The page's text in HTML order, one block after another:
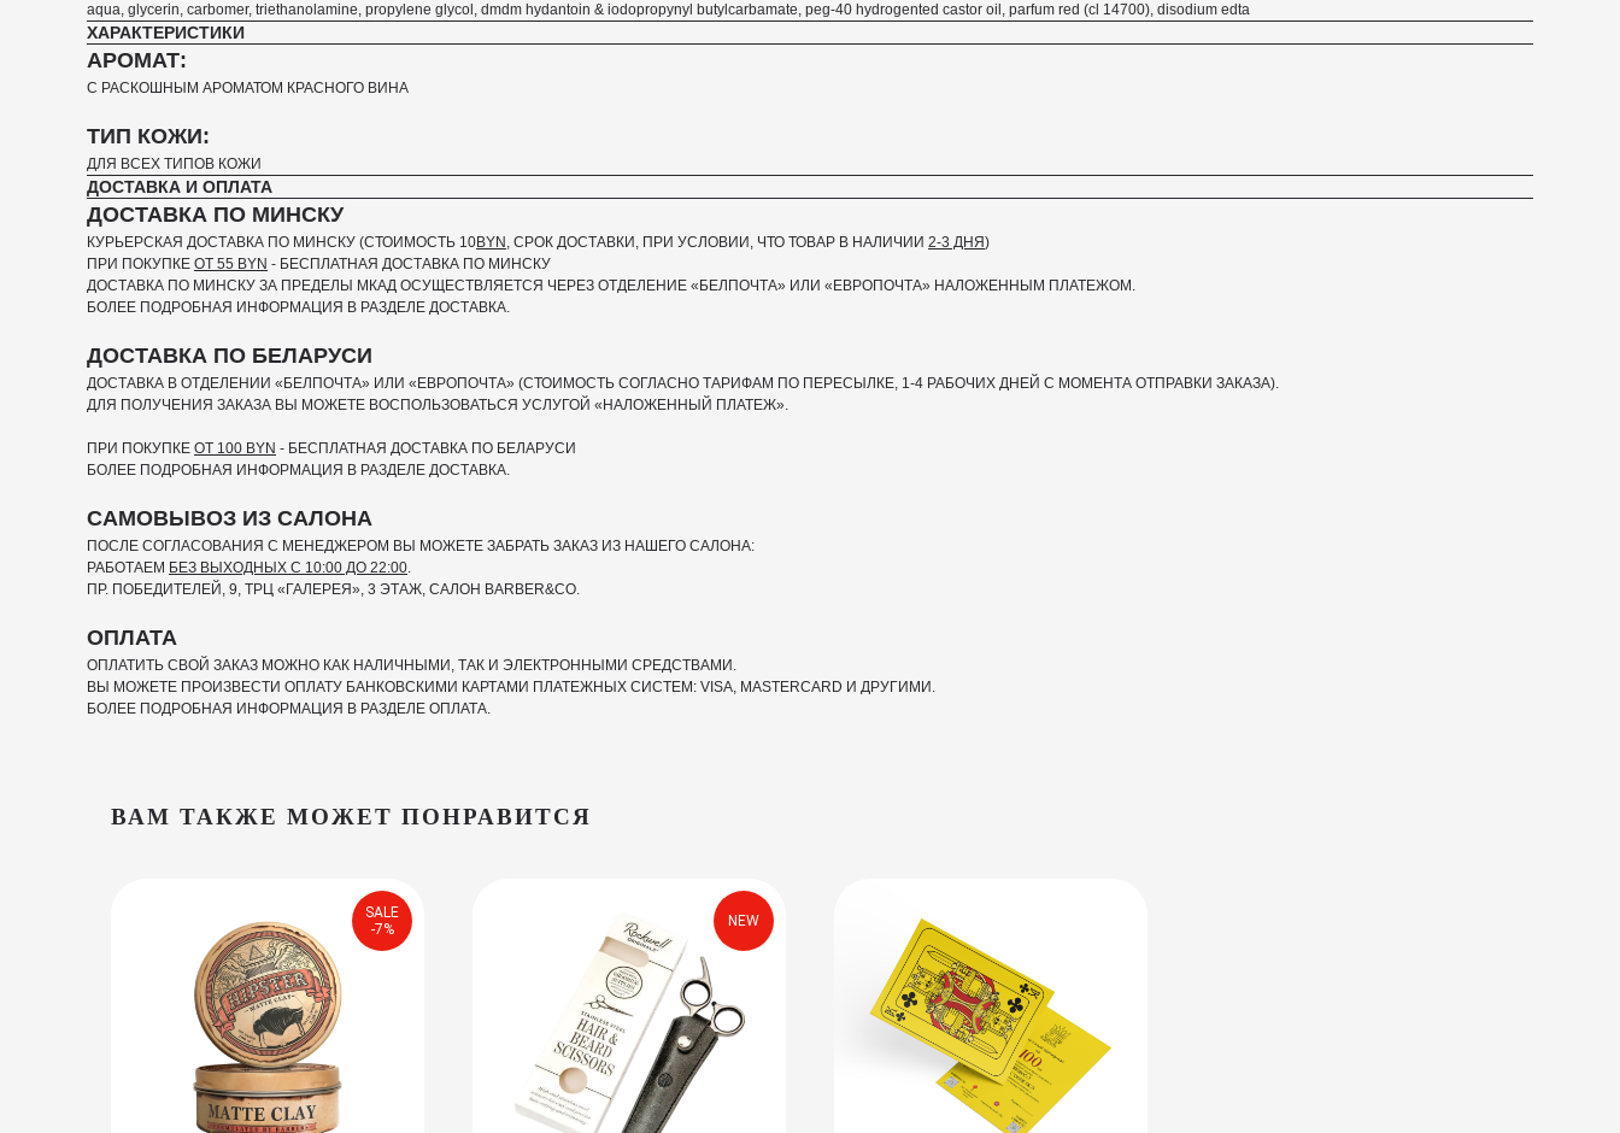
aqua, glycerin, carbomer, triethanolamine, propylene glycol, dmdm hydantoin & iodopropynyl butylcarbamate, peg-40 hydrogented castor oil, parfum red (cl 14700), disodium edta
ХАРАКТЕРИСТИКИ
АРОМАТ:
С РАСКОШНЫМ АРОМАТОМ КРАСНОГО ВИНА
ТИП КОЖИ:
ДЛЯ ВСЕХ ТИПОВ КОЖИ
ДОСТАВКА И ОПЛАТА
ДОСТАВКА ПО МИНСКУ
КУРЬЕРСКАЯ ДОСТАВКА ПО МИНСКУ (СТОИМОСТЬ 10BYN , СРОК ДОСТАВКИ, ПРИ УСЛОВИИ, ЧТО ТОВАР В НАЛИЧИИ 2-3 ДНЯ)
ПРИ ПОКУПКЕ ОТ 55 BYN - БЕСПЛАТНАЯ ДОСТАВКА ПО МИНСКУ
ДОСТАВКА ПО МИНСКУ ЗА ПРЕДЕЛЫ МКАД ОСУЩЕСТВЛЯЕТСЯ ЧЕРЕЗ ОТДЕЛЕНИЕ «БЕЛПОЧТА» ИЛИ «ЕВРОПОЧТА» НАЛОЖЕННЫМ ПЛАТЕЖОМ.
БОЛЕЕ ПОДРОБНАЯ ИНФОРМАЦИЯ В РАЗДЕЛЕ ДОСТАВКА.
ДОСТАВКА ПО БЕЛАРУСИ
ДОСТАВКА В ОТДЕЛЕНИИ «БЕЛПОЧТА» ИЛИ «ЕВРОПОЧТА» (СТОИМОСТЬ СОГЛАСНО ТАРИФАМ ПО ПЕРЕСЫЛКЕ, 1-4 РАБОЧИХ ДНЕЙ С МОМЕНТА ОТПРАВКИ ЗАКАЗА).
ДЛЯ ПОЛУЧЕНИЯ ЗАКАЗА ВЫ МОЖЕТЕ ВОСПОЛЬЗОВАТЬСЯ УСЛУГОЙ «НАЛОЖЕННЫЙ ПЛАТЕЖ».
ПРИ ПОКУПКЕ ОТ 100 BYN - БЕСПЛАТНАЯ ДОСТАВКА ПО БЕЛАРУСИ
БОЛЕЕ ПОДРОБНАЯ ИНФОРМАЦИЯ В РАЗДЕЛЕ ДОСТАВКА.
САМОВЫВОЗ ИЗ САЛОНА
ПОСЛЕ СОГЛАСОВАНИЯ С МЕНЕДЖЕРОМ ВЫ МОЖЕТЕ ЗАБРАТЬ ЗАКАЗ ИЗ НАШЕГО САЛОНА:
РАБОТАЕМ БЕЗ ВЫХОДНЫХ С 10:00 ДО 22:00.
ПР. ПОБЕДИТЕЛЕЙ, 9, ТРЦ «ГАЛЕРЕЯ», 3 ЭТАЖ, САЛОН BARBER&CO.
ОПЛАТА
ОПЛАТИТЬ СВОЙ ЗАКАЗ МОЖНО КАК НАЛИЧНЫМИ, ТАК И ЭЛЕКТРОННЫМИ СРЕДСТВАМИ.
ВЫ МОЖЕТЕ ПРОИЗВЕСТИ ОПЛАТУ БАНКОВСКИМИ КАРТАМИ ПЛАТЕЖНЫХ СИСТЕМ: VISA, MASTERCARD И ДРУГИМИ.
БОЛЕЕ ПОДРОБНАЯ ИНФОРМАЦИЯ В РАЗДЕЛЕ ОПЛАТА.
ВАМ ТАКЖЕ МОЖЕТ ПОНРАВИТСЯ
SALE
-7%
NEW